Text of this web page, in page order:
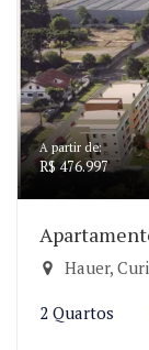
A partir de:
R$ 476.997
Hauer,
2 Quartos